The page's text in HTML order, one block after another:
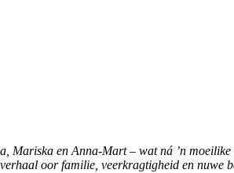
Mariska en Anna-Mart – wat ná ’n
oor familie, veerkragtigheid en nuwe